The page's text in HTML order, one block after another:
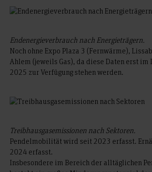
Endenergieverbrauch nach Energieträgern.
Noch ohne Expo Plaza 3 (Fernwärme),
Ahlem (jeweils Gas), da diese Daten erst im
2025 zur Verfügung stehen werden.
Treibhausgasemissionen nach Sektoren.
Pendelmobilität wird seit 2023 erfasst.
2024 erfasst.
Insbesondere im Bereich der alltäglichen